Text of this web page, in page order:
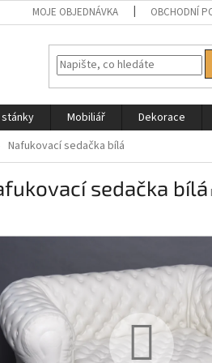
MOJE OBJEDNÁVKA OBCHODNÍ
Mobiliář Dekorace
Nafukovací sedačka bílá
sedačka bílá